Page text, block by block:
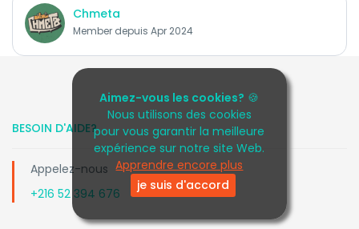
Aimez-vous les cookies? 🍪
Nous utilisons des cookies
pour vous garantir la meilleure
expérience sur notre site Web.
Apprendre encore plus
je suis d'accord
Chmeta
Member depuis Apr 2024
BESOIN D'AIDE?
Appelez-nous
+216 52 394 676